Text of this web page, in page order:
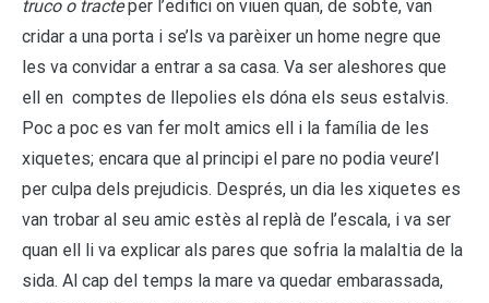
truco o tracteper l’edifici on viuen quan, de sobte, van
cridar a una porta i se’ls va parèixer un home negre que
les va convidar a entrar a sa casa. Va ser aleshores que
ell en comptes de llepolies els dóna els seus estalvis.
Poc a poc es van fer molt amics ell i la família de les
xiquetes; encara que al principi el pare no podia veure’l
per culpa dels prejudicis. Després, un dia les xiquetes es
van trobar al seu amic estès al replà de l’escala, i va ser
quan ell li va explicar als pares que sofria la malaltia de la
sida. Al cap del temps la mare va quedar embarassada,